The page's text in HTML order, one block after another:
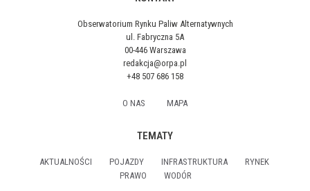
Obserwatorium Rynku Paliw Alternatywnych
ul. Fabryczna 5A
00-446 Warszawa
redakcja@orpa.pl
+48 507 686 158
O NAS MAPA
TEMATY
AKTUALNOŚCI POJAZDY INFRASTRUKTURA
RYNEK
PRAWO
WODÓR